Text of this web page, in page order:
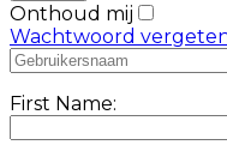
Onthoud mij
Wachtwoord
First Name: